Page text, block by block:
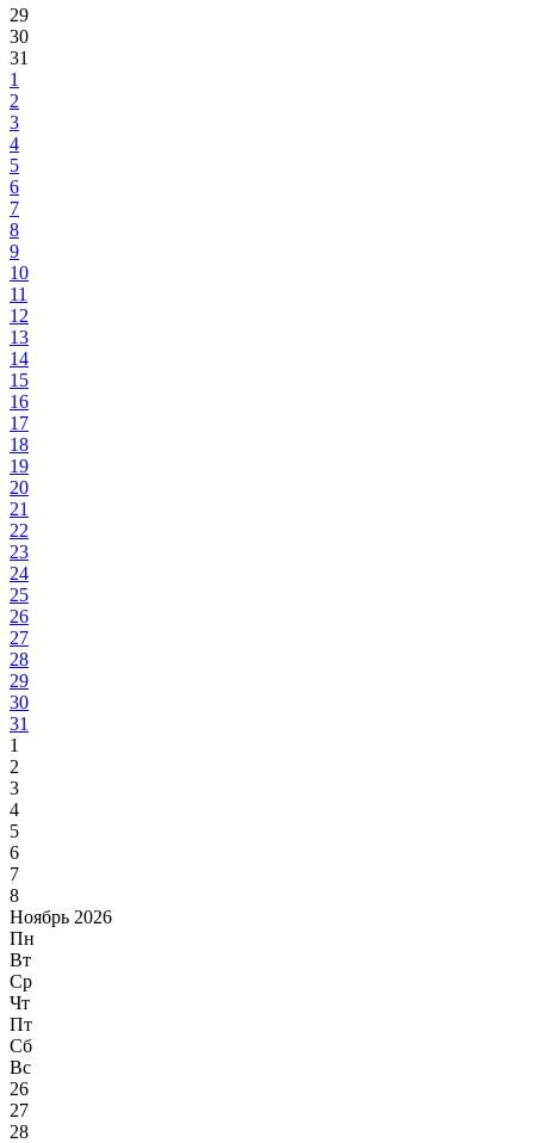
29
30
31
1
2
3
4
5
6
7
8
9
10
11
12
13
14
15
16
17
18
19
20
21
22
23
24
25
26
27
28
29
30
31
1
2
3
4
5
6
7
8
Ноябрь 2026
Пн
Вт
Ср
Чт
Пт
Сб
Вс
26
27
28